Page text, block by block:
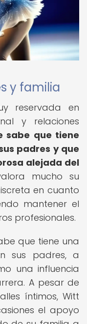
y familia
reservada en
y relaciones
sabe que tiene
padres y que
alejada del
mucho su
en cuanto
mantener el
profesionales.
que tiene una
sus padres, a
una influencia
A pesar de
íntimos, Witt
el apoyo